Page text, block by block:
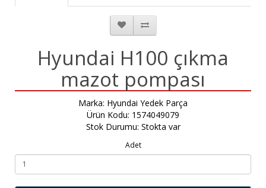
Hyundai H100 çıkma
mazot pompası
Marka: Hyundai Yedek Parça
Ürün Kodu: 1574049079
Stok Durumu: Stokta var
Adet